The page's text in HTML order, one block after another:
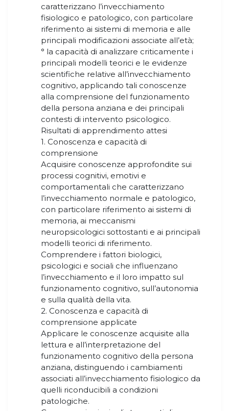
caratterizzano l’invecchiamento
fisiologico e patologico, con particolare
riferimento ai sistemi di memoria e alle
principali modificazioni associate all’età;
° la capacità di analizzare criticamente i
principali modelli teorici e le evidenze
scientifiche relative all’invecchiamento
cognitivo, applicando tali conoscenze
alla comprensione del funzionamento
della persona anziana e dei principali
contesti di intervento psicologico.
Risultati di apprendimento attesi
1. Conoscenza e capacità di
comprensione
Acquisire conoscenze approfondite sui
processi cognitivi, emotivi e
comportamentali che caratterizzano
l’invecchiamento normale e patologico,
con particolare riferimento ai sistemi di
memoria, ai meccanismi
neuropsicologici sottostanti e ai principali
modelli teorici di riferimento.
Comprendere i fattori biologici,
psicologici e sociali che influenzano
l’invecchiamento e il loro impatto sul
funzionamento cognitivo, sull’autonomia
e sulla qualità della vita.
2. Conoscenza e capacità di
comprensione applicate
Applicare le conoscenze acquisite alla
lettura e all’interpretazione del
funzionamento cognitivo della persona
anziana, distinguendo i cambiamenti
associati all’invecchiamento fisiologico da
quelli riconducibili a condizioni
patologiche.